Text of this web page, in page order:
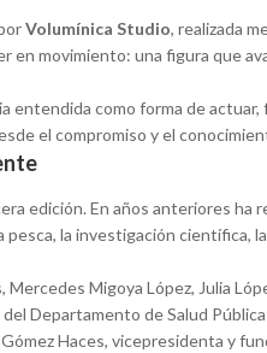
Volumínica Studio, realizada
en movimiento: una figura que
entendida como forma de
el compromiso y el
edición. En años anteriores ha
la investigación científica,
Migoya López, Julia
Departamento de Salud
Haces, vicepresidenta y